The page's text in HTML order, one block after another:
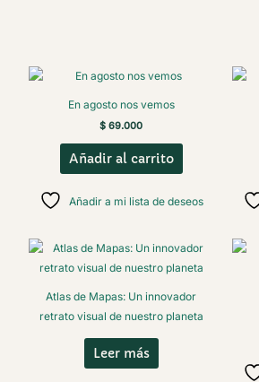
En agosto nos vemos
$ 69.000
Añadir al carrito
Añadir a mi lista de deseos
Atlas de Mapas: Un innovador
retrato visual de nuestro planeta
Leer más